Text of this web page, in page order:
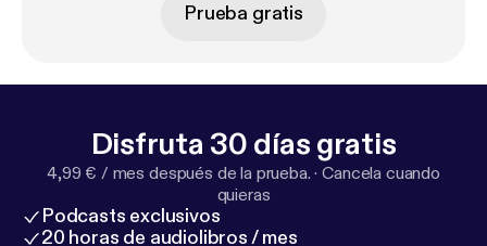
Prueba gratis
Disfruta 30 días gratis
4,99 € / mes después de la prueba. ·Cancela cuando
quieras
Podcasts exclusivos
20 horas de audiolibros / mes